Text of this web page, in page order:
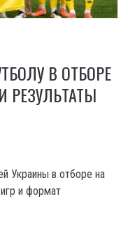
В ОТБОРЕ
РЕЗУЛЬТАТЫ
Украины в отборе на
и формат